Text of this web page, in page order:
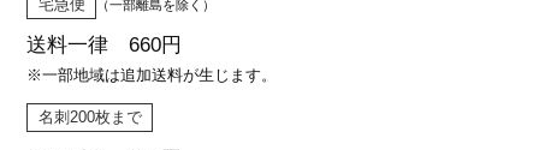
宅急便 （一部離島を除く）
送料一律 660円
※一部地域は追加送料が生じます。
名刺200枚まで